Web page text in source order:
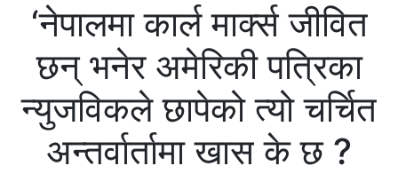
‘नेपालमा कार्ल मार्क्स जीवित
छन् भनेर अमेरिकी पत्रिका
न्युजविकले छापेको त्यो चर्चित
अन्तर्वार्तामा खास के छ ?